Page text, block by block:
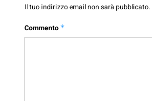
Il tuo indirizzo email non sarà pubblicato.
Commento *